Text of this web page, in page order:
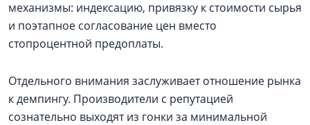
механизмы: индексацию, привязку к стоимости сырья
и поэтапное согласование цен вместо
стопроцентной предоплаты.
Отдельного внимания заслуживает отношение рынка
к демпингу. Производители с репутацией
сознательно выходят из гонки за минимальной